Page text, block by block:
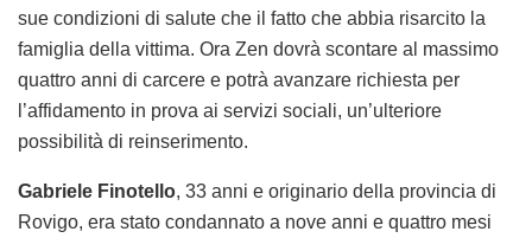
sue condizioni di salute che il fatto che abbia risarcito la
famiglia della vittima. Ora Zen dovrà scontare al massimo
quattro anni di carcere e potrà avanzare richiesta per
l’affidamento in prova ai servizi sociali, un’ulteriore
possibilità di reinserimento.
Gabriele Finotello, 33 anni e originario della provincia di
Rovigo, era stato condannato a nove anni e quattro mesi